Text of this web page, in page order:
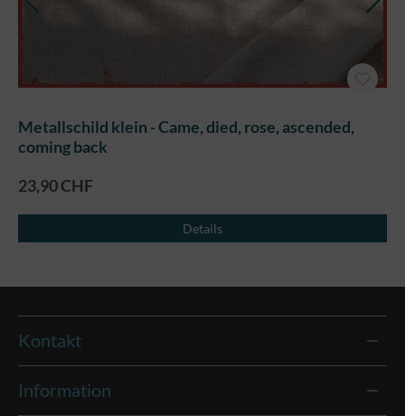
Metallschild klein - Came, died, rose, ascended,
coming back
23,90 CHF
Details
Kontakt
Information